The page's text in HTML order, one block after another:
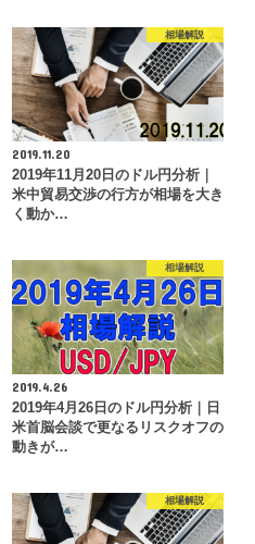
相場解説
2019.11.20
2019年11月20日のドル円分析｜
米中貿易交渉の行方が相場を大き
く動か…
相場解説
2019.4.26
2019年4月26日のドル円分析｜日
米首脳会談で更なるリスクオフの
動きが…
相場解説